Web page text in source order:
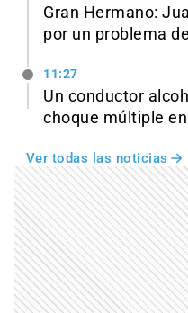
Gran Hermano:
por un problema
11:27
Un conductor
choque múltiple
Ver todas las noticias